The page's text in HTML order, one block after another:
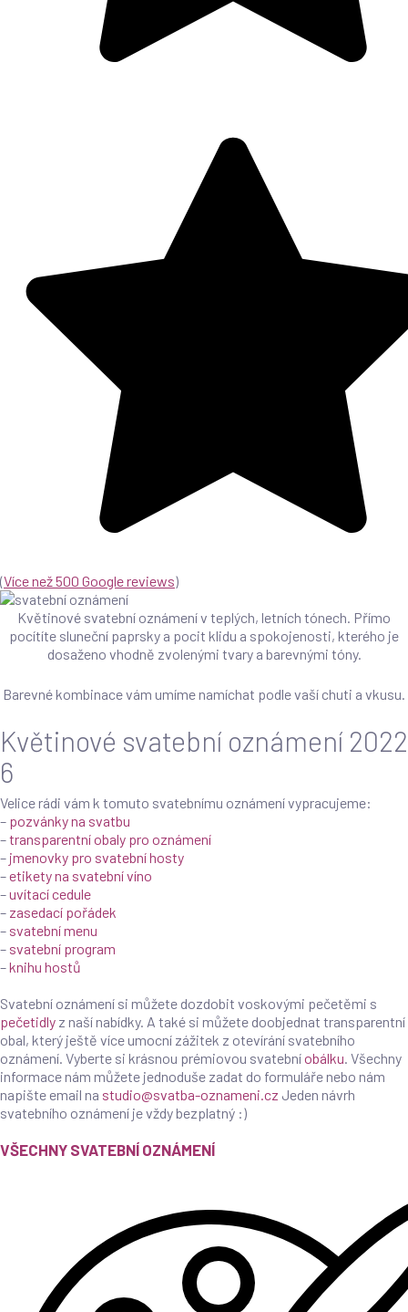
(Více než 500 Google reviews)
Květinové svatební oznámení v teplých, letních tónech. Přímo
pocítíte sluneční paprsky a pocit klidu a spokojenosti, kterého je
dosaženo vhodně zvolenými tvary a barevnými tóny.
Barevné kombinace vám umíme namíchat podle vaší chuti a vkusu.
Květinové svatební oznámení 2022
6
Velice rádi vám k tomuto svatebnímu oznámení vypracujeme:
– pozvánky na svatbu
–transparentní obaly pro oznámení
– jmenovky pro svatební hosty
–etikety na svatební víno
–uvítací cedule
– zasedací pořádek
– svatební menu
– svatební program
–knihu hostů
Svatební oznámení si můžete dozdobit voskovými pečetěmi s
pečetidly z naší nabídky. A také si můžete doobjednat transparentní
obal, který ještě více umocní zážitek z otevírání svatebního
oznámení. Vyberte si krásnou prémiovou svatebníobálku. Všechny
informace nám můžete jednoduše zadat do formuláře nebo nám
napište email na studio@svatba-oznameni.cz Jeden návrh
svatebního oznámení je vždy bezplatný :)
VŠECHNY SVATEBNÍ OZNÁMENÍ